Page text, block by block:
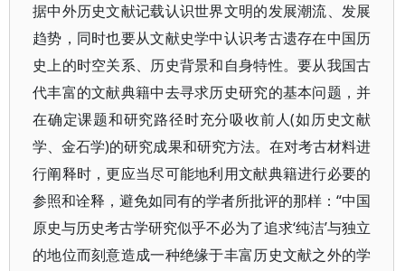
据中外历史文献记载认识世界文明的发展潮流、发展
趋势，同时也要从文献史学中认识考古遗存在中国历
史上的时空关系、历史背景和自身特性。要从我国古
代丰富的文献典籍中去寻求历史研究的基本问题，并
在确定课题和研究路径时充分吸收前人(如历史文献
学、金石学)的研究成果和研究方法。在对考古材料进
行阐释时，更应当尽可能地利用文献典籍进行必要的
参照和诠释，避免如同有的学者所批评的那样：“中国
原史与历史考古学研究似乎不必为了追求‘纯洁’与独立
的地位而刻意造成一种绝缘于丰富历史文献之外的学